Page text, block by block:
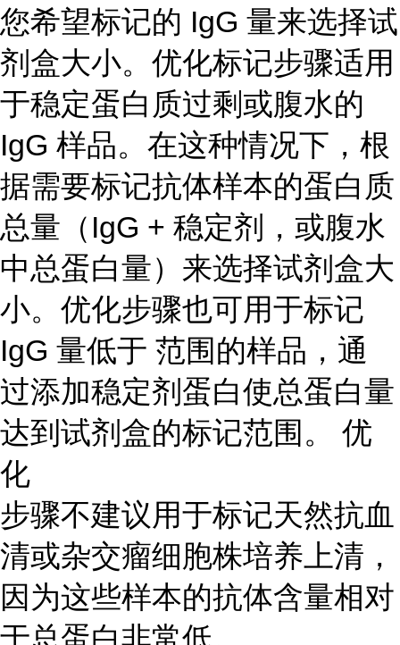
您希望标记的 IgG 量来选择试
剂盒大小。优化标记步骤适用
于稳定蛋白质过剩或腹水的
IgG 样品。在这种情况下，根
据需要标记抗体样本的蛋白质
总量（IgG + 稳定剂，或腹水
中总蛋白量）来选择试剂盒大
小。优化步骤也可用于标记
IgG 量低于 范围的样品，通
过添加稳定剂蛋白使总蛋白量
达到试剂盒的标记范围。 优
化
步骤不建议用于标记天然抗血
清或杂交瘤细胞株培养上清，
因为这些样本的抗体含量相对
于总蛋白非常低。